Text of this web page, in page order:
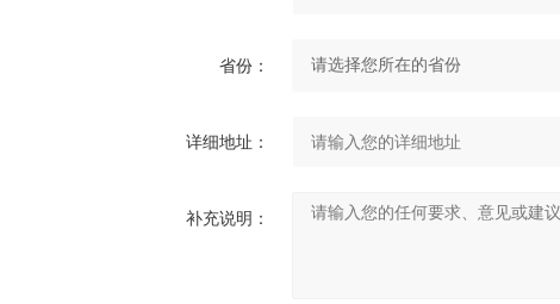
省份：
详细地址：
补充说明：